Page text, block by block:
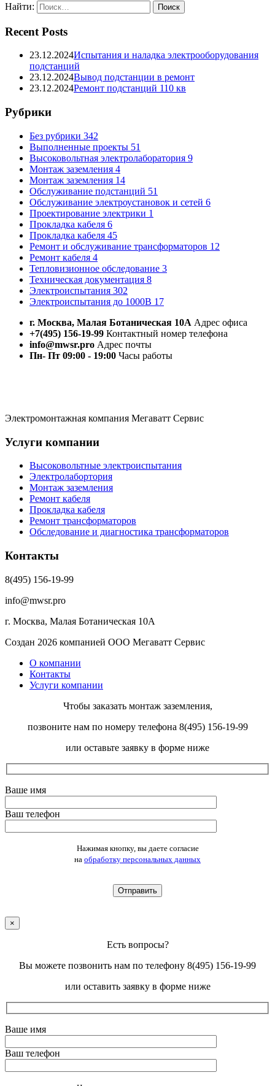
Найти:
Recent Posts
23.12.2024Испытания и наладка электрооборудования
подстанций
23.12.2024Вывод подстанции в ремонт
23.12.2024Ремонт подстанций 110 кв
Рубрики
Без рубрики 342
Выполненные проекты 51
Высоковольтная электролаборатория 9
Монтаж заземления 4
Монтаж заземления 14
Обслуживание подстанций 51
Обслуживание электроустановок и сетей 6
Проектирование электрики 1
Прокладка кабеля 6
Прокладка кабеля 45
Ремонт и обслуживание трансформаторов 12
Ремонт кабеля 4
Тепловизионное обследование 3
Техническая документация 8
Электроиспытания 302
Электроиспытания до 1000В 17
г. Москва, Малая Ботаническая 10А Адрес офиса
+7(495) 156-19-99 Контактный номер телефона
info@mwsr.pro Адрес почты
Пн- Пт 09:00 - 19:00 Часы работы
Электромонтажная компания Мегаватт Сервис
Услуги компании
Высоковольтные электроиспытания
Электролабортория
Монтаж заземления
Ремонт кабеля
Прокладка кабеля
Ремонт трансформаторов
Обследование и диагностика трансформаторов
Контакты
8(495) 156-19-99
info@mwsr.pro
г. Москва, Малая Ботаническая 10А
Создан 2026 компанией ООО Мегаватт Сервис
О компании
Контакты
Услуги компании
Чтобы заказать монтаж заземления,
позвоните нам по номеру телефона 8(495) 156-19-99
или оставьте заявку в форме ниже
Ваше имя
Ваш телефон
Оставьте это поле пустым.Нажимая кнопку, вы даете согласие
на обработку персональных данных
×
Есть вопросы?
Вы можете позвонить нам по телефону 8(495) 156-19-99
или оставить заявку в форме ниже
Ваше имя
Ваш телефон